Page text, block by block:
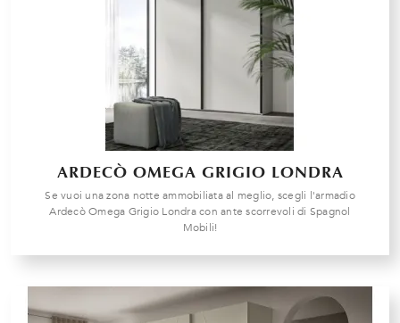
ARDECÒ OMEGA GRIGIO LONDRA
Se vuoi una zona notte ammobiliata al meglio, scegli l'armadio
Ardecò Omega Grigio Londra con ante scorrevoli di Spagnol
Mobili!